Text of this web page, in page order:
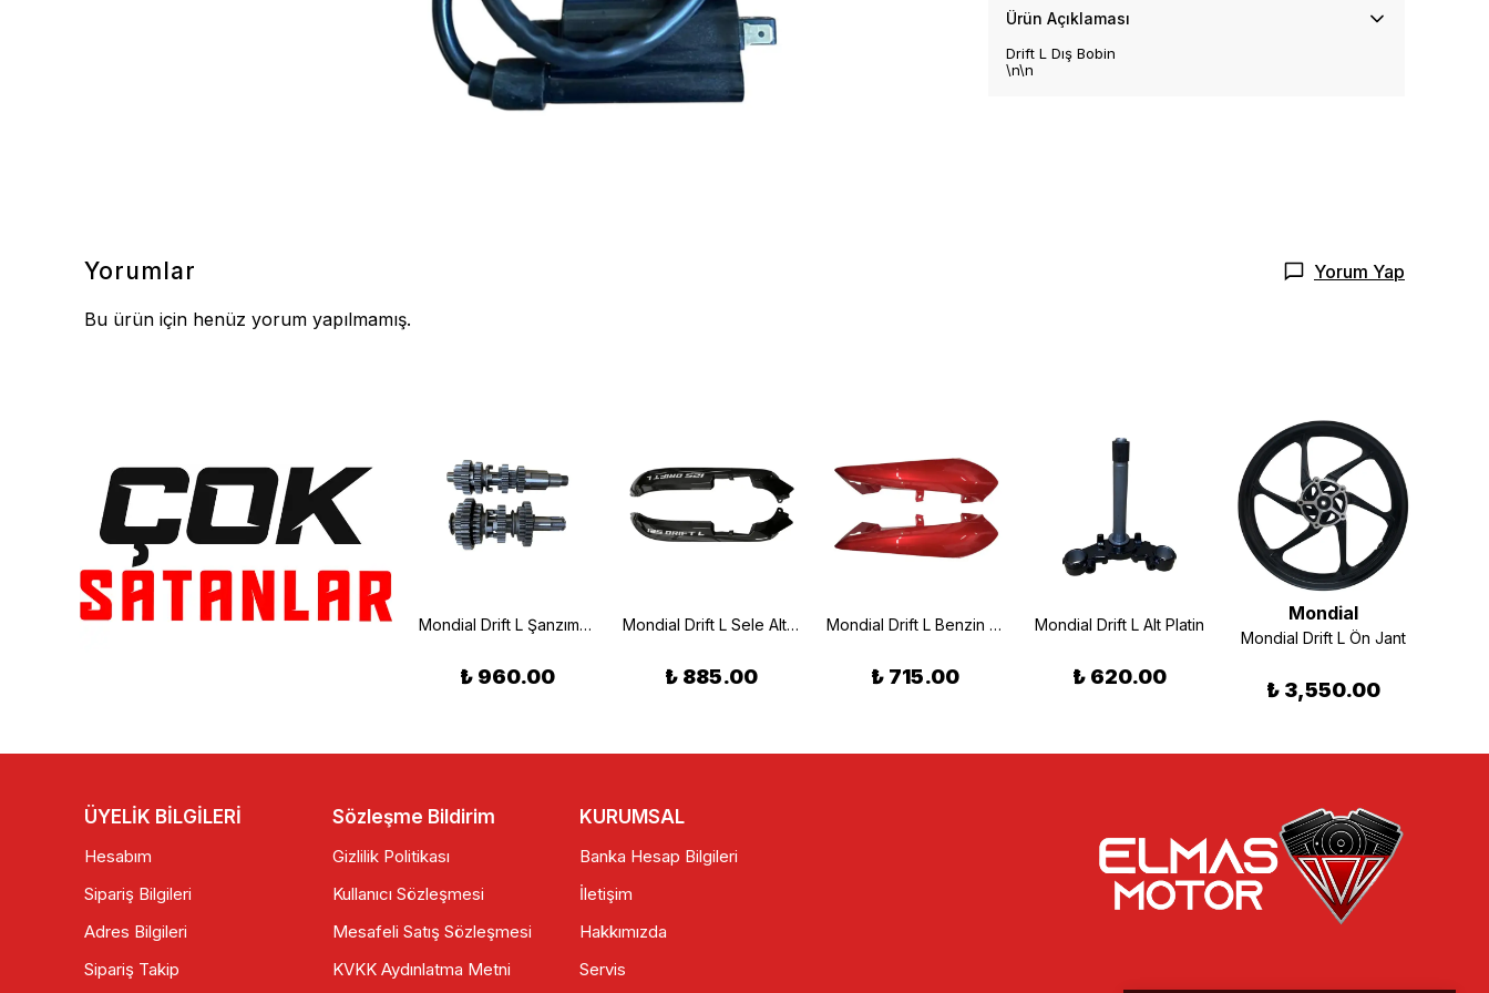
Ürün Açıklaması
Drift L Dış Bobin
\n\n
Yorumlar Yorum Yap
Bu ürün için henüz yorum yapılmamış.
Mondial
Mondial Drift L Sarı Tank Pad Set Mondial Drift L Şanzıman Komple
₺ 960.00
Mondial Drift L Sele Altı Grenaj Seti Sağ-Sol Siyah
₺ 885.00
Mondial Drift L Benzin Depo Grenaj Seti Kırmızı
₺ 715.00
Mondial Drift L Alt Platin
₺ 620.00
Mondial
Mondial Drift L Ön Jant
₺ 3,550.00
ÜYELİK BİLGİLERİ
Hesabım
Sipariş Bilgileri
Adres Bilgileri
Sipariş Takip
Sözleşme Bildirim
Gizlilik Politikası
Kullanıcı Sözleşmesi
Mesafeli Satış Sözleşmesi
KVKK Aydınlatma Metni
KURUMSAL
Banka Hesap Bilgileri
İletişim
Hakkımızda
Servis